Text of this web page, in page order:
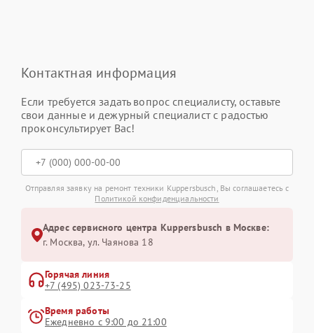
Контактная информация
Если требуется задать вопрос специалисту, оставьте
свои данные и дежурный специалист с радостью
проконсультирует Вас!
Отправляя заявку на ремонт техники Kuppersbusch, Вы соглашаетесь с
Политикой конфиденциальности
Адрес сервисного центра Kuppersbusch в Москве:
г. Москва, ул. Чаянова 18
Горячая линия
+7 (495) 023-73-25
Время работы
Ежедневно с 9:00 до 21:00